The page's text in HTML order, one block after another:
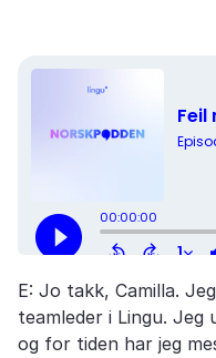
E: Jo takk, Camilla.
teamleder i Lingu. Jeg
og for tiden har jeg